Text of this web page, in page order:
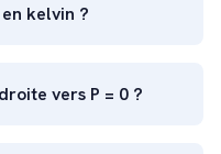
kelvin ?
vers P = 0 ?